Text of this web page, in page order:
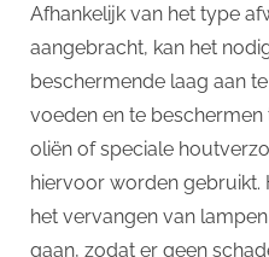
Afhankelijk van het type
aangebracht, kan het
beschermende laag aan
voeden en te
oliën of speciale
hiervoor worden gebruikt.
het vervangen van
gaan, zodat er geen